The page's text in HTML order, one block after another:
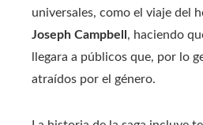
universales, como el viaje del
Joseph Campbell , haciendo
llegara a públicos que, por lo
atraídos por el género.